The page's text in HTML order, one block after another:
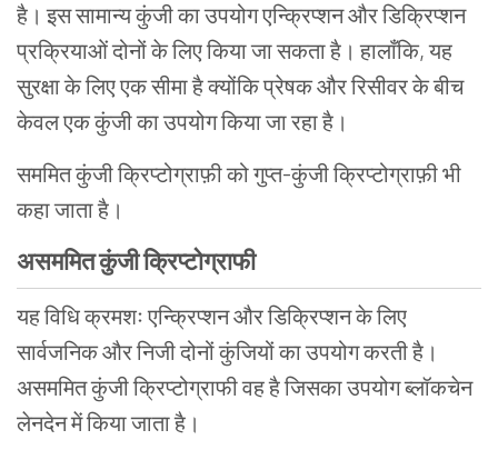
है। इस सामान्य कुंजी का उपयोग एन्क्रिप्शन और डिक्रिप्शन
प्रक्रियाओं दोनों के लिए किया जा सकता है। हालाँकि, यह
सुरक्षा के लिए एक सीमा है क्योंकि प्रेषक और रिसीवर के बीच
केवल एक कुंजी का उपयोग किया जा रहा है।
सममित कुंजी क्रिप्टोग्राफ़ी को गुप्त-कुंजी क्रिप्टोग्राफ़ी भी
कहा जाता है।
असममित कुंजी क्रिप्टोग्राफी
यह विधि क्रमशः एन्क्रिप्शन और डिक्रिप्शन के लिए
सार्वजनिक और निजी दोनों कुंजियों का उपयोग करती है।
असममित कुंजी क्रिप्टोग्राफी वह है जिसका उपयोग ब्लॉकचेन
लेनदेन में किया जाता है।